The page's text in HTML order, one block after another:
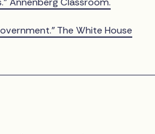
The White House